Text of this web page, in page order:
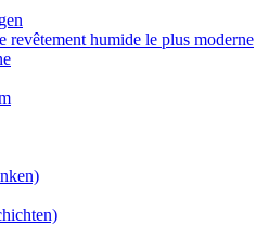
revêtement humide le plus moderne